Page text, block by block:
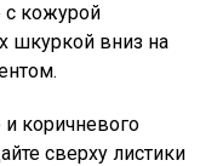
с кожурой
шкуркой вниз на
коричневого
сверху листики